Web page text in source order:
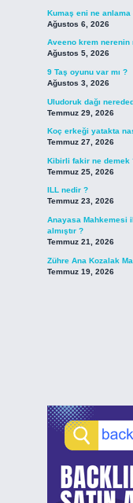
Kumaş eni ne anlama
Ağustos 6, 2026
Aveeno krem nerenin
Ağustos 5, 2026
9 Taş oyunu var mı ?
Ağustos 3, 2026
Uludoruk dağı
Temmuz 29, 2026
Koç erkeği yatakta
Temmuz 27, 2026
Kibirli fakir ne demek
Temmuz 25, 2026
ILL nedir ?
Temmuz 23, 2026
Anayasa Mahkemesi
almıştır ?
Temmuz 21, 2026
Zühre Ana Kozalak
Temmuz 19, 2026